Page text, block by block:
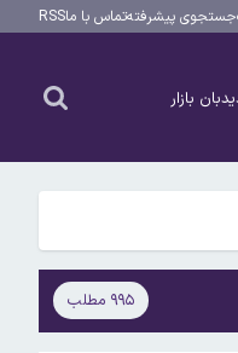
جستجوی پیشرفتهتماس با ماRSS
بازار
۹۹۵ مطلب